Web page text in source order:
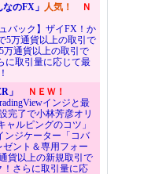
のFX」 人気！
Ｎ
バック】ザイFX！か
5万通貨以上の取引で
万通貨以上の取引で
に取引量に応じて最
」
ＮＥＷ！
インジと最
完了で小林芳彦オリ
ルピングのコツ」
ンジケーター「コバ
ント＆専用フォー
貨以上の新規取引で
！さらに取引量に応